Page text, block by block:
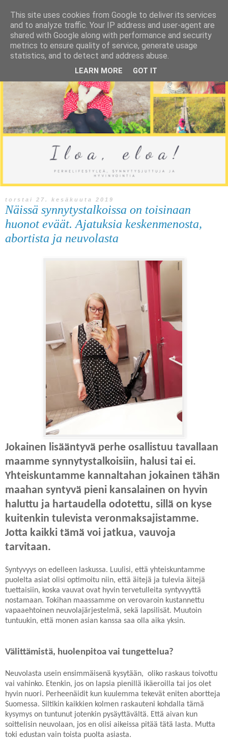
torstai 27. kesäkuuta 2019
Näissä synnytystalkoissa on toisinaan
huonot eväät. Ajatuksia keskenmenosta,
abortista ja neuvolasta
Jokainen lisääntyvä perhe osallistuu tavallaan
maamme synnytystalkoisiin, halusi tai ei.
Yhteiskuntamme kannaltahan jokainen tähän
maahan syntyvä pieni kansalainen on hyvin
haluttu ja hartaudella odotettu, sillä on kyse
kuitenkin tulevista veronmaksajistamme.
Jotta kaikki tämä voi jatkua, vauvoja
tarvitaan.
Syntyvyys on edelleen laskussa. Luulisi, että yhteiskuntamme
puolelta asiat olisi optimoitu niin, että äitejä ja tulevia äitejä
tuettaisiin, koska vauvat ovat hyvin tervetulleita syntyvyyttä
nostamaan. Tokihan maassamme on verovaroin kustannettu
vapaaehtoinen neuvolajärjestelmä, sekä lapsilisät. Muutoin
tuntuukin, että monen asian kanssa saa olla aika yksin.
Välittämistä, huolenpitoa vai tungettelua?
Neuvolasta usein ensimmäisenä kysytään, oliko raskaus toivottu
vai vahinko. Etenkin, jos on lapsia pienillä ikäeroilla tai jos olet
hyvin nuori. Perheenäidit kun kuulemma tekevät eniten abortteja
Suomessa. Siltikin kaikkien kolmen raskauteni kohdalla tämä
kysymys on tuntunut jotenkin pysäyttävältä. Että aivan kun
soittelisin neuvolaan, jos en olisi aikeissa pitää tätä lasta. Mutta
toki edustan vain toista puolta asiasta.
This site uses cookies from Google to deliver its services
and to analyze traffic. Your IP address and user-agent are
shared with Google along with performance and security
metrics to ensure quality of service, generate usage
statistics, and to detect and address abuse.
LEARN MORE GOT IT